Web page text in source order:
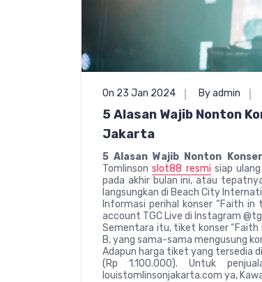
On 23 Jan 2024 By admin
5 Alasan Wajib Nonton
Jakarta
5 Alasan Wajib Nonton
Tomlinsonslot88 resmi siap
pada akhir bulan ini, atau
langsungkan di Beach City
Informasi perihal konser “Faith in
account TGC Live di Instagram
Sementara itu, tiket konser “Faith
B, yang sama-sama mengusung
Adapun harga tiket yang tersedia
(Rp 1.100.000). Untuk
louistomlinsonjakarta.com ya,